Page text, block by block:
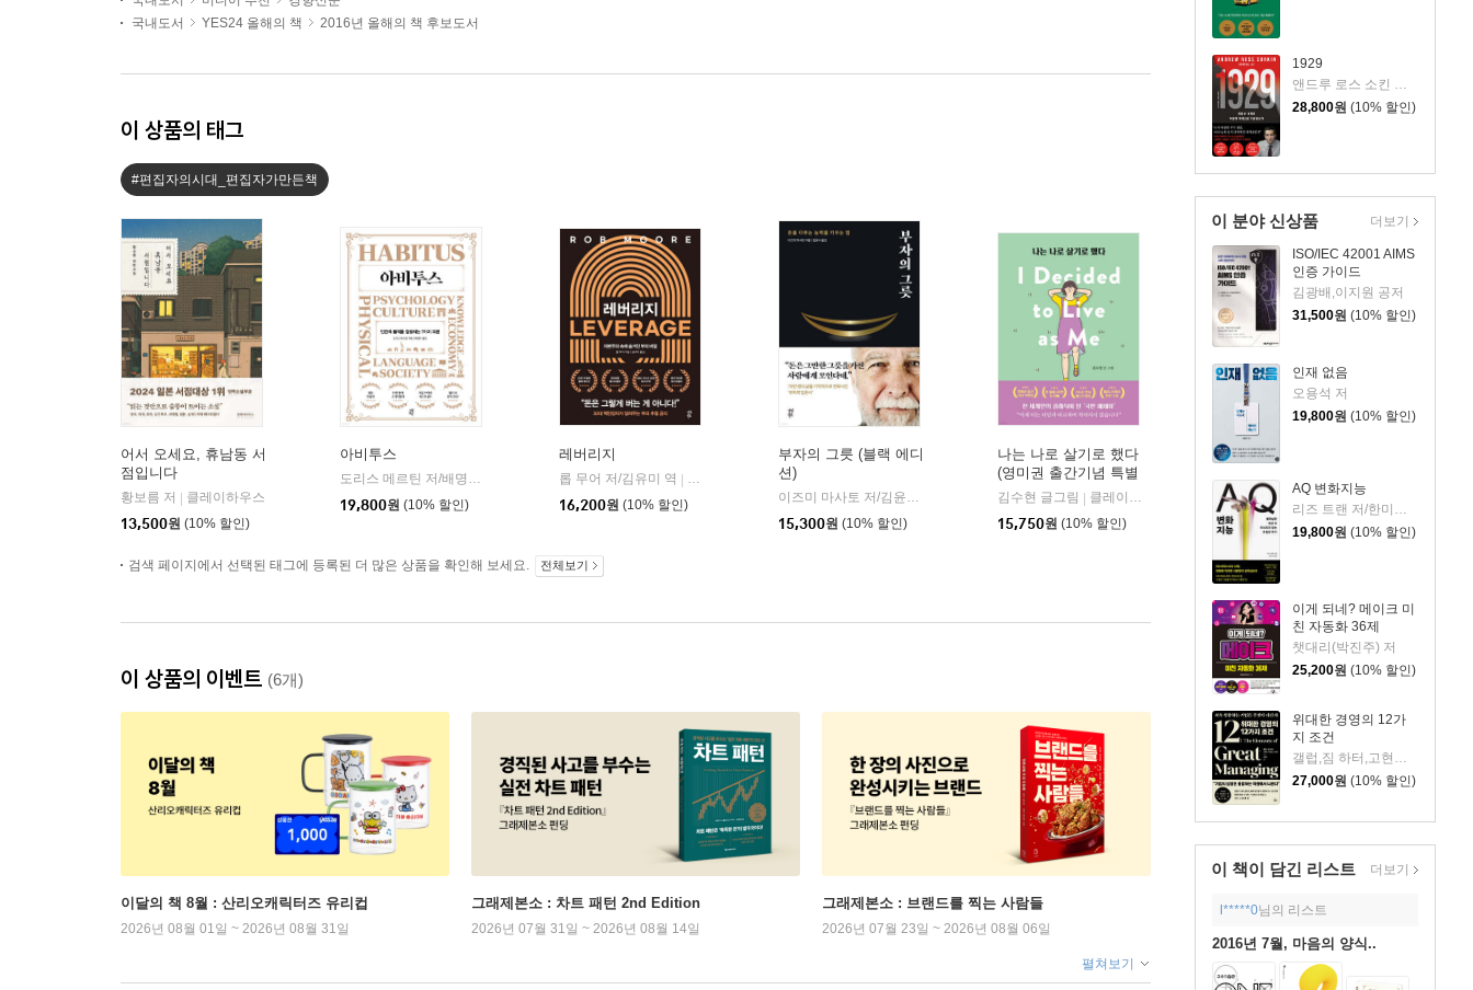
1929
앤드루 로스 소킨 저/조용빈 역/신현호 감수
28,800원 (10% 할인)
이 분야 신상품
ISO/IEC 42001 AIMS
인증 가이드
김광배,이지원 공저
31,500원 (10% 할인)
인재 없음
오용석 저
19,800원 (10% 할인)
AQ 변화지능
리즈 트랜 저/한미선 역
19,800원 (10% 할인)
이게 되네? 메이크 미
친 자동화 36제
챗대리(박진주) 저
25,200원 (10% 할인)
위대한 경영의 12가
지 조건
27,000원 (10% 할인)
더보기
이 책이 담긴 리스트 더보기
l*****0님의 리스트
2016년 7월, 마음의 양식..
국내도서
YES24 올해의 책 2016년 올해의 책 후보도서
이 상품의 태그
#편집자의시대_편집자가만든책
어서 오세요, 휴남동 서
점입니다
황보름 저
클레이하우스
13,500원 (10% 할인)
아비투스
도리스 메르틴 저/배명자 역
19,800원 (10% 할인)
레버리지
롭 무어 저/김유미 역
다산북스
16,200원 (10% 할인)
부자의 그릇 (블랙 에디
션)
이즈미 마사토 저/김윤수 역
15,300원 (10% 할인)
나는 나로 살기로 했다
(영미권 출간기념 특별
판)
김수현 글그림
클레이하우스
15,750원 (10% 할인)
검색 페이지에서 선택된 태그에 등록된 더 많은 상품을 확인해 보세요. 전체보기
이 상품의 이벤트 (6개)
이달의 책 8월 : 산리오캐릭터즈 유리컵
2026년 08월 01일 ~ 2026년 08월 31일
그래제본소 : 차트 패턴 2nd Edition
2026년 07월 31일 ~ 2026년 08월 14일
그래제본소 : 브랜드를 찍는 사람들
2026년 07월 23일 ~ 2026년 08월 06일
펼쳐보기